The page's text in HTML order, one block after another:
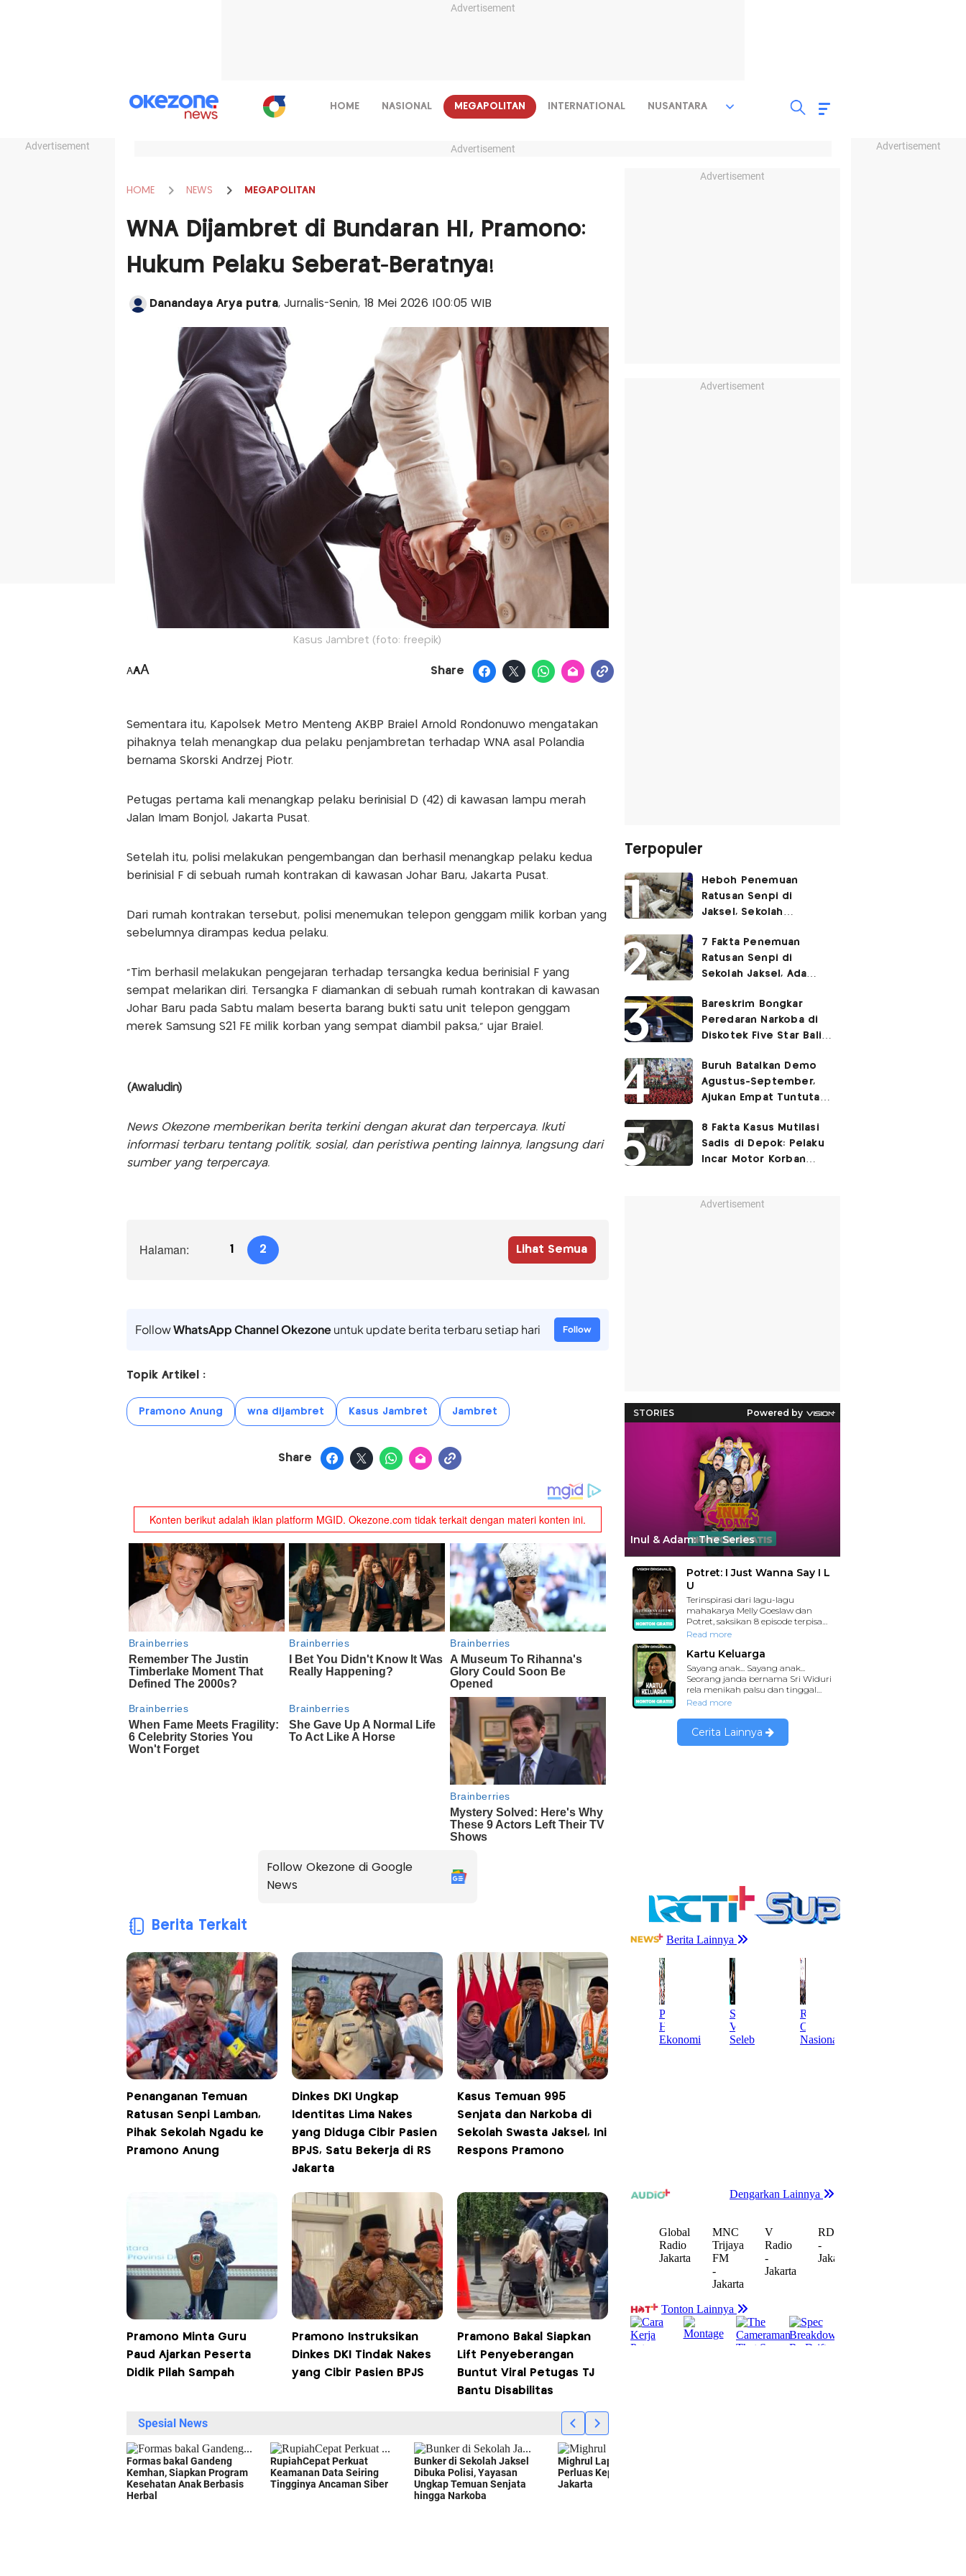
Advertisement
Advertisement Advertisement
HOME NASIONAL MEGAPOLITAN INTERNATIONAL NUSANTARA
Advertisement
HOME NEWS MEGAPOLITAN
WNA Dijambret di Bundaran HI, Pramono:
Hukum Pelaku Seberat-Beratnya!
Danandaya Arya putra, Jurnalis-Senin, 18 Mei 2026 |00:05 WIB
Kasus Jambret (foto: freepik)
AAA Share
Sementara itu, Kapolsek Metro Menteng AKBP Braiel Arnold Rondonuwo mengatakan
pihaknya telah menangkap dua pelaku penjambretan terhadap WNA asal Polandia
bernama Skorski Andrzej Piotr.
Petugas pertama kali menangkap pelaku berinisial D (42) di kawasan lampu merah
Jalan Imam Bonjol, Jakarta Pusat.
Setelah itu, polisi melakukan pengembangan dan berhasil menangkap pelaku kedua
berinisial F di sebuah rumah kontrakan di kawasan Johar Baru, Jakarta Pusat.
Dari rumah kontrakan tersebut, polisi menemukan telepon genggam milik korban yang
sebelumnya dirampas kedua pelaku.
“Tim berhasil melakukan pengejaran terhadap tersangka kedua berinisial F yang
sempat melarikan diri. Tersangka F diamankan di sebuah rumah kontrakan di kawasan
Johar Baru pada Sabtu malam beserta barang bukti satu unit telepon genggam
merek Samsung S21 FE milik korban yang sempat diambil paksa,” ujar Braiel.
(Awaludin)
News Okezone memberikan berita terkini dengan akurat dan terpercaya. Ikuti
informasi terbaru tentang politik, sosial, dan peristiwa penting lainnya, langsung dari
sumber yang terpercaya.
Halaman: 1 2 Lihat Semua
FollowWhatsApp Channel Okezoneuntuk update berita terbaru setiap hari Follow
Topik Artikel :
Pramono Anung wna dijambret Kasus Jambret Jambret
Share
Follow Okezone di Google
News
Berita Terkait
Penanganan Temuan
Ratusan Senpi Lamban,
Pihak Sekolah Ngadu ke
Pramono Anung
Dinkes DKI Ungkap
Identitas Lima Nakes
yang Diduga Cibir Pasien
BPJS, Satu Bekerja di RS
Jakarta
Kasus Temuan 995
Senjata dan Narkoba di
Sekolah Swasta Jaksel, Ini
Respons Pramono
Pramono Minta Guru
Paud Ajarkan Peserta
Didik Pilah Sampah
Pramono Instruksikan
Dinkes DKI Tindak Nakes
yang Cibir Pasien BPJS
Pramono Bakal Siapkan
Lift Penyeberangan
Buntut Viral Petugas TJ
Bantu Disabilitas
Advertisement
Advertisement
Terpopuler
Heboh Penemuan
Ratusan Senpi di
Jaksel, Sekolah
Kegiatan Eskul
Menembak
7 Fakta Penemuan
Ratusan Senpi di
Sekolah Jaksel, Ada
Ruang Bunker
Bareskrim Bongkar
Peredaran Narkoba di
Diskotek Five Star Bali,
Buruh Batalkan Demo
Agustus-September,
Ajukan Empat Tuntutan
8 Fakta Kasus Mutilasi
Sadis di Depok: Pelaku
Incar Motor Korban
Advertisement